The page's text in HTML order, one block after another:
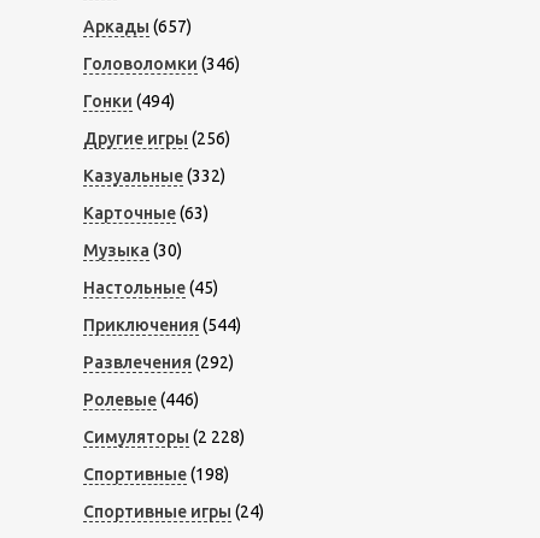
Аркады (657)
Головоломки (346)
Гонки (494)
Другие игры (256)
Казуальные(332)
Карточные(63)
Музыка (30)
Настольные(45)
Приключения (544)
Развлечения (292)
Ролевые(446)
Симуляторы (2 228)
Спортивные(198)
Спортивные игры (24)